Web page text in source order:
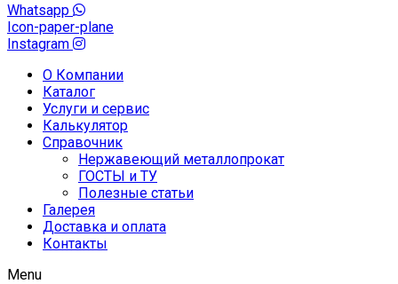
Whatsapp
Icon-paper-plane
Instagram
О Компании
Каталог
Услуги и сервис
Калькулятор
Справочник
Нержавеющий металлопрокат
ГОСТЫ и ТУ
Полезные статьи
Галерея
Доставка и оплата
Контакты
Menu